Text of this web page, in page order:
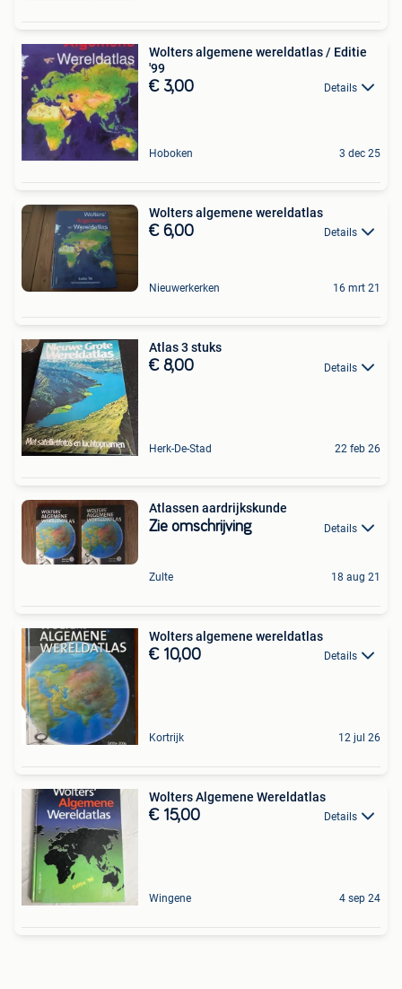
Wolters algemene wereldatlas / Editie
'99
€ 3,00 Details
Hoboken 3 dec 25
Wolters algemene wereldatlas
€ 6,00 Details
Nieuwerkerken 16 mrt 21
Atlas 3 stuks
€ 8,00 Details
Herk-De-Stad 22 feb 26
Atlassen aardrijkskunde
Zie omschrijving Details
Zulte 18 aug 21
Wolters algemene wereldatlas
€ 10,00 Details
Kortrijk 12 jul 26
Wolters Algemene Wereldatlas
€ 15,00 Details
Wingene 4 sep 24